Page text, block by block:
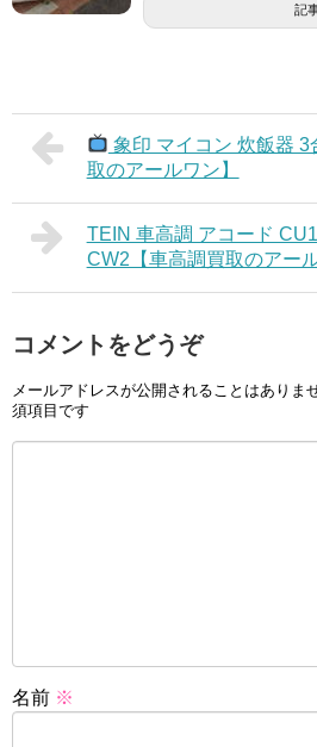
記
象印 マイコン 炊飯器 3
取のアールワン】
TEIN 車高調 アコード
CW2【車高調買取のアール
コメントをどうぞ
メールアドレスが公開されることはありませ
須項目です
名前 ※